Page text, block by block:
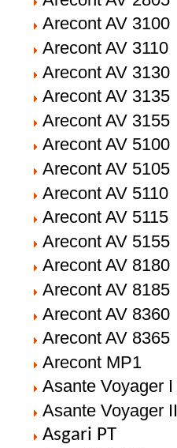
Arecont AV 3100
Arecont AV 3110
Arecont AV 3130
Arecont AV 3135
Arecont AV 3155
Arecont AV 5100
Arecont AV 5105
Arecont AV 5110
Arecont AV 5115
Arecont AV 5155
Arecont AV 8180
Arecont AV 8185
Arecont AV 8360
Arecont AV 8365
Arecont MP1
Asante Voyager I
Asante Voyager II
Asgari PT